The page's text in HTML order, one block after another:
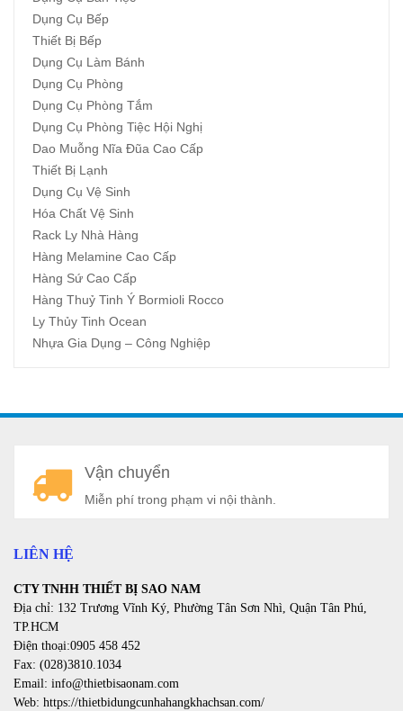
Dụng Cụ Bếp
Thiết Bị Bếp
Dụng Cụ Làm Bánh
Dụng Cụ Phòng
Dụng Cụ Phòng Tắm
Dụng Cụ Phòng Tiệc Hội Nghị
Dao Muỗng Nĩa Đũa Cao Cấp
Thiết Bị Lạnh
Dụng Cụ Vệ Sinh
Hóa Chất Vệ Sinh
Rack Ly Nhà Hàng
Hàng Melamine Cao Cấp
Hàng Sứ Cao Cấp
Hàng Thuỷ Tinh Ý Bormioli Rocco
Ly Thủy Tinh Ocean
Nhựa Gia Dụng – Công Nghiệp
Vận chuyển
Miễn phí trong phạm vi nội thành.
LIÊN HỆ
CTY TNHH THIẾT BỊ SAO NAM
Địa chỉ: 132 Trương Vĩnh Ký, Phường Tân Sơn Nhì, Quận Tân Phú,
TP.HCM
Điện thoại:0905 458 452
Fax: (028)3810.1034
Email: info@thietbisaonam.com
Web: https://thietbidungcunhahangkhachsan.com/